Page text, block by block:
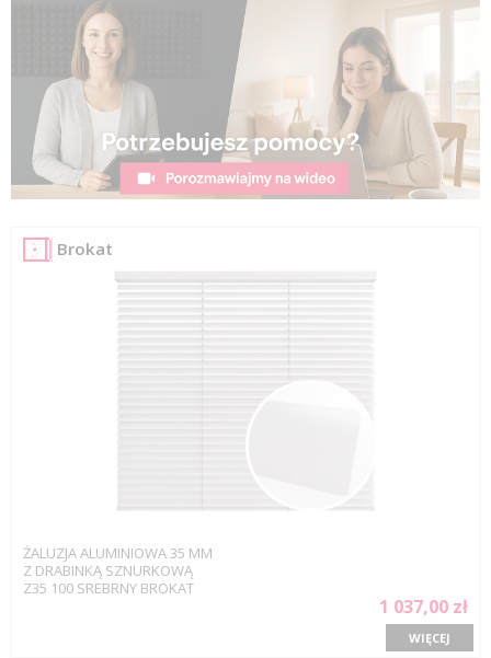
Brokat
ŻALUZJA ALUMINIOWA 35 MM
Z DRABINKĄ SZNURKOWĄ
Z35 100 SREBRNY BROKAT
1 037,00 zł
WIĘCEJ